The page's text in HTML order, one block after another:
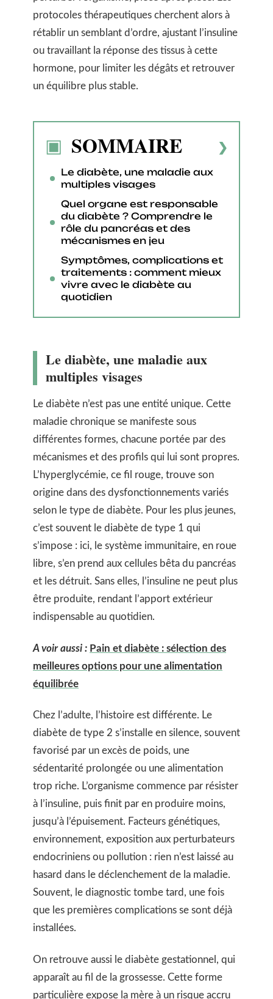
protocoles thérapeutiques cherchent alors à
rétablir un semblant d’ordre, ajustant l’insuline
ou travaillant la réponse des tissus à cette
hormone, pour limiter les dégâts et retrouver
un équilibre plus stable.
SOMMAIRE
Le diabète, une maladie aux
multiples visages
Quel organe est responsable
du diabète ? Comprendre le
rôle du pancréas et des
mécanismes en jeu
Symptômes, complications et
traitements : comment mieux
vivre avec le diabète au
quotidien
Le diabète, une maladie aux
multiples visages
Le diabète n’est pas une entité unique. Cette
maladie chronique se manifeste sous
différentes formes, chacune portée par des
mécanismes et des profils qui lui sont propres.
L’hyperglycémie, ce fil rouge, trouve son
origine dans des dysfonctionnements variés
selon le type de diabète. Pour les plus jeunes,
c’est souvent le diabète de type 1 qui
s’impose : ici, le système immunitaire, en roue
libre, s’en prend aux cellules bêta du pancréas
et les détruit. Sans elles, l’insuline ne peut plus
être produite, rendant l’apport extérieur
indispensable au quotidien.
A voir aussi : Pain et diabète : sélection des
meilleures options pour une alimentation
équilibrée
Chez l’adulte, l’histoire est différente. Le
diabète de type 2 s’installe en silence, souvent
favorisé par un excès de poids, une
sédentarité prolongée ou une alimentation
trop riche. L’organisme commence par résister
à l’insuline, puis finit par en produire moins,
jusqu’à l’épuisement. Facteurs génétiques,
environnement, exposition aux perturbateurs
endocriniens ou pollution : rien n’est laissé au
hasard dans le déclenchement de la maladie.
Souvent, le diagnostic tombe tard, une fois
que les premières complications se sont déjà
installées.
On retrouve aussi le diabète gestationnel, qui
apparaît au fil de la grossesse. Cette forme
particulière expose la mère à un risque accru